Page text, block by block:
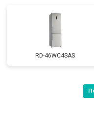
RD-46WC4SAS